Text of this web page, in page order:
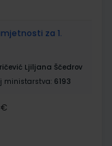
za 1.
Ljiljana Ščedrov
ministarstva: 6193
€